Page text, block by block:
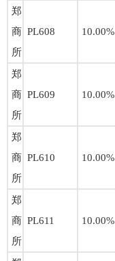
郑
商
所
PL608 10.00%
郑
商
所
PL609 10.00%
郑
商
所
PL610 10.00%
郑
商
所
PL611 10.00%